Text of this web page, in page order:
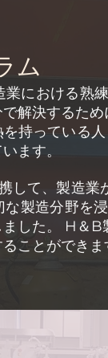
ム
における熟
解決するた
を持っている
ます。
して、製造業
製造分野を
した。 H＆
ことができま